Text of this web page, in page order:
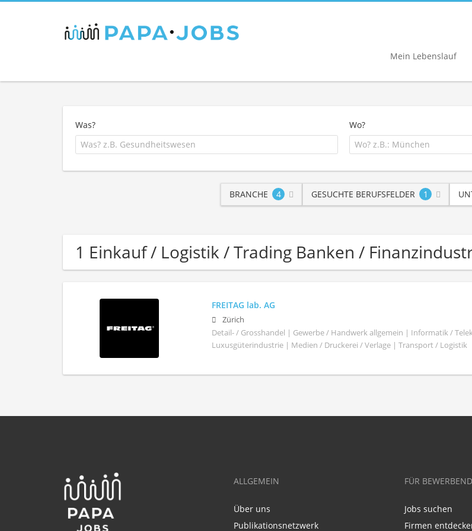
Mein Lebenslauf
Was? Wo?
BRANCHE 4 GESUCHTE BERUFSFELDER 1
1 Einkauf / Logistik / Trading Banken /
FREITAG lab. AG
Zürich
Detail- / Grosshandel | Gewerbe / Handwerk allgemein | Informatik /
Luxusgüterindustrie | Medien / Druckerei / Verlage | Transport / Logistik
ALLGEMEIN
Über uns
Publikationsnetzwerk
FÜR
Jobs suchen
Firmen